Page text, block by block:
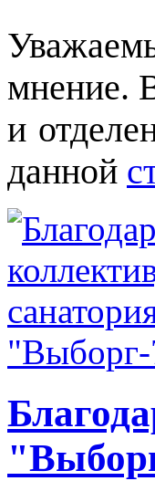
мнение.
и
данной